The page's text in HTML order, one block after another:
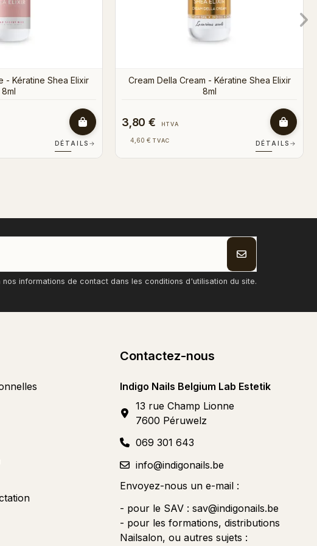
DÉTAILS
3,80 € HTVA
4,60 € TVAC DÉTAILS
informations de contact dans les conditions d'utilisation du site.
Contactez-nous
Indigo Nails Belgium Lab Estetik
13 rue Champ Lionne
7600 Péruwelz
069 301 643
info@indigonails.be
Envoyez-nous un e-mail :
- pour le SAV : sav@indigonails.be
- pour les formations, distributions
Nailsalon, ou autres sujets :